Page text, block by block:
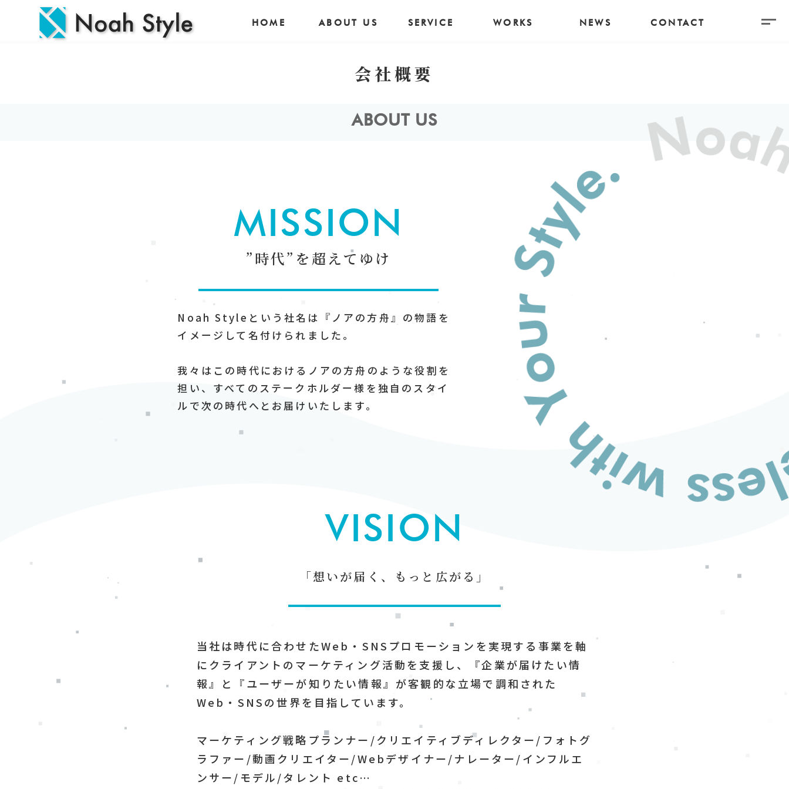
HOME ABOUT US SERVICE WORKS NEWS CONTACT
会社概要
ABOUT US
MISSION
”時代”を超えてゆけ
Noah Styleという社名は『ノアの方舟』の物語を
イメージして名付けられました。
我々はこの時代におけるノアの方舟のような役割を
担い、すべてのステークホルダー様を独自のスタイ
ルで次の時代へとお届けいたします。
VISION
「想いが届く、もっと広がる」
当社は時代に合わせたWeb・SNSプロモーションを実現する事業を軸
にクライアントのマーケティング活動を支援し、『企業が届けたい情
報』と『ユーザーが知りたい情報』が客観的な立場で調和された
Web・SNSの世界を目指しています。
マーケティング戦略プランナー/クリエイティブディレクター/フォトグ
ラファー/動画クリエイター/Webデザイナー/ナレーター/インフルエ
ンサー/モデル/タレント etc…